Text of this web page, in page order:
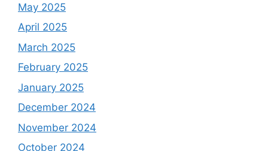
May 2025
April 2025
March 2025
February 2025
January 2025
December 2024
November 2024
October 2024